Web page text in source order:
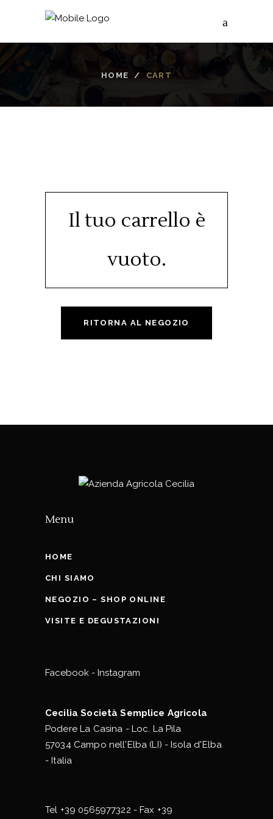
HOME / CART
Il tuo carrello è
vuoto.
RITORNA AL NEGOZIO
Menu
HOME
CHI SIAMO
NEGOZIO – SHOP ONLINE
VISITE E DEGUSTAZIONI
Facebook - Instagram
Cecilia Società Semplice Agricola
Podere La Casina - Loc. La Pila
57034 Campo nell'Elba (LI) - Isola d'Elba
- Italia
Tel +39 0565977322 - Fax +39